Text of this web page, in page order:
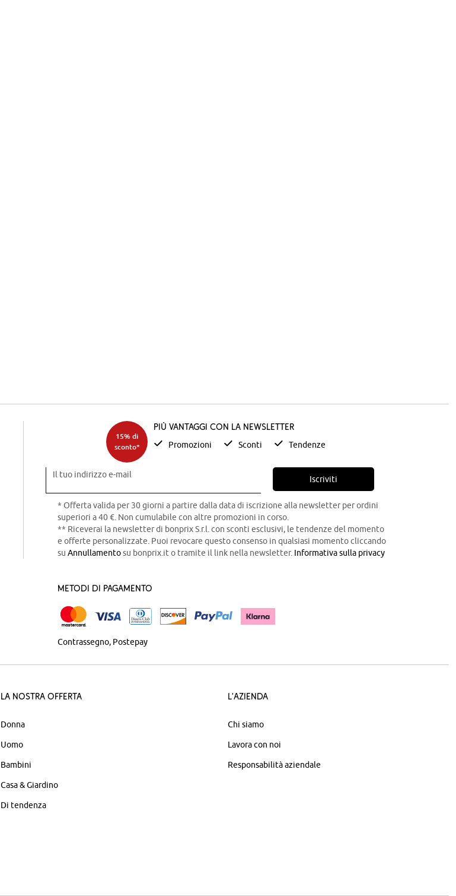
15% di
sconto*
Più vantaggi con la newsletter
Promozioni Sconti Tendenze
Il tuo indirizzo e-mail Iscriviti
* Offerta valida per 30 giorni a partire dalla data di iscrizione alla newsletter per ordini
superiori a 40 €. Non cumulabile con altre promozioni in corso.
** Riceverai la newsletter di bonprix S.r.l. con sconti esclusivi, le tendenze del momento
e offerte personalizzate. Puoi revocare questo consenso in qualsiasi momento cliccando
su Annullamentosu bonprix.it o tramite il link nella newsletter. Informativa sulla privacy
Metodi di pagamento
Contrassegno Postepay
La nostra offerta
Donna
Uomo
Bambini
Casa & Giardino
Di tendenza
L'azienda
Chi siamo
Lavora con noi
Responsabilità aziendale